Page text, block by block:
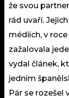
že svou
rád uvaří.
médiích, v
zažalovala
vydal článek,
jedním
Pár se rozešel